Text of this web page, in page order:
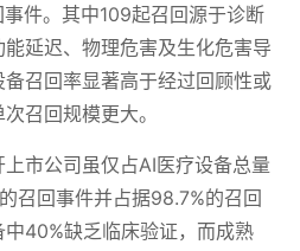
件。其中109起召回源于诊断
延迟、物理危害及生化危害导
召回率显著高于经过回顾性或
召回规模更大。
市公司虽仅占AI医疗设备总量
召回事件并占据98.7%的召回
40%缺乏临床验证，而成熟